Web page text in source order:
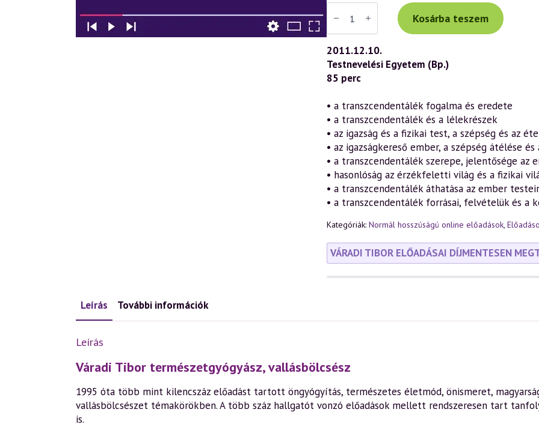
Váradi
Tibor
előadás
(591)
—
Szépség,
Jóság,
Igazság
a
tükrében
(2011.12.10.)
mennyiség
Kosárba teszem
2011.12.10.
Testnevelési Egyetem (Bp.)
85 perc
• a transzcendentálék fogalma és eredete
• a transzcendentálék és a lélekrészek
• az igazság és a fizikai test, a szépség és az
• az igazságkereső ember, a szépség átélése
• a transzcendentálék szerepe, jelentősége az
• hasonlóság az érzékfeletti világ és a fizikai
• a transzcendentálék áthatása az ember
• a transzcendentálék forrásai, felvételük és a
Kategóriák: Normál hosszúságú online előadások,
VÁRADI TIBOR ELŐADÁSAI DÍJMENTESEN
Leírás További információk
Leírás
Váradi Tibor természetgyógyász, vallásbölcsész
1995 óta több mint kilencszáz előadást tartott öngyógyítás, természetes életmód, önismeret,
vallásbölcsészet témakörökben. A több száz hallgatót vonzó előadások mellett rendszeresen tart
is.